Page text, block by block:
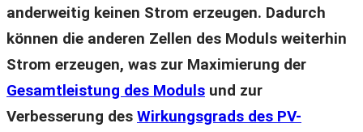
anderweitig keinen Strom erzeugen. Dadurch
können die anderen Zellen des Moduls weiterhin
Strom erzeugen, was zur Maximierung der
Gesamtleistung des Moduls und zur
Verbesserung des Wirkungsgrads des PV-